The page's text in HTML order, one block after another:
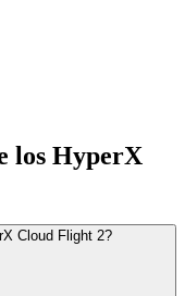
los HyperX
Cloud Flight 2?